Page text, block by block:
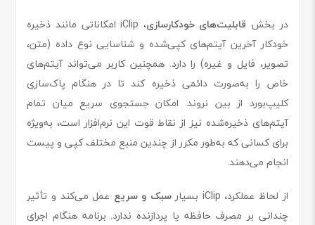
در بخش قابلیت‌های خودکارسازی
، iClip امکاناتی مانند ذخیره
خودکار آخرین آیتم‌های کپی‌شده و شناسایی نوع داده (متن،
تصویر، فایل و غیره) را دارد. همچنین کاربر می‌تواند آیتم‌های
خاص را به‌صورت دائمی ذخیره کند تا در هنگام پاک‌سازی
کلیپ‌بورد از بین نروند. امکان جستجوی سریع میان تمام
آیتم‌های ذخیره‌شده نیز از نقاط قوت این نرم‌افزار است، به‌ویژه
برای کسانی که به‌طور مکرر از چندین منبع مختلف کپی و پیست
انجام می‌دهند.
از لحاظ عملکرد، iClip بسیار
سبک و سریع عمل می‌کند و تأثیر
چندانی بر مصرف حافظه یا پردازنده ندارد. برنامه هنگام اجرای